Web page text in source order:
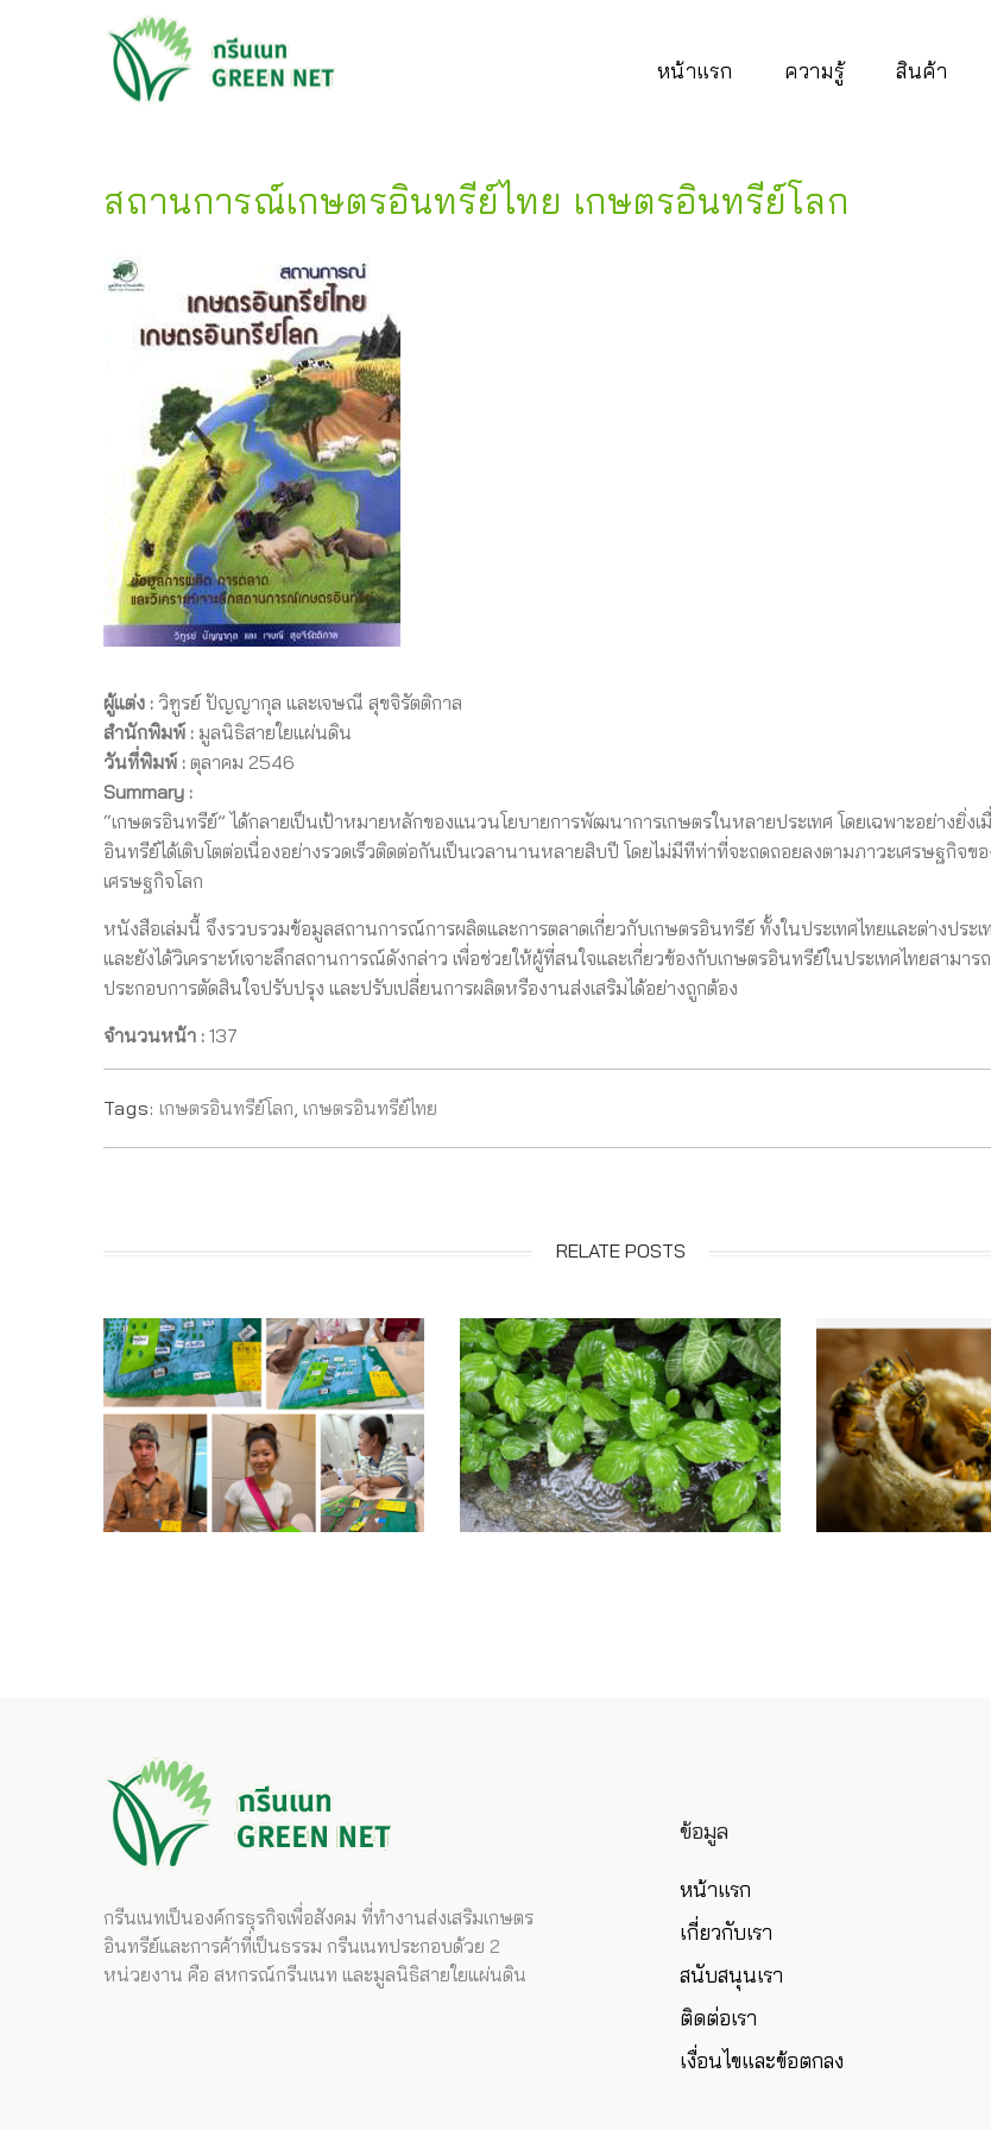
หน้าแรก ความรู้ สินค้า
สถานการณ์เกษตรอินทรีย์ไทย เกษตรอินทรีย์โลก
ผู้แต่ง : วิฑูรย์ ปัญญากุล และเจษณี สุขจิรัตติกาล
สำนักพิมพ์ : มูลนิธิสายใยแผ่นดิน
วันที่พิมพ์ : ตุลาคม 2546
Summary :
“เกษตรอินทรีย์” ได้กลายเป็นเป้าหมายหลักของแนวนโยบายการพัฒนาการเกษตรในหลายประเทศ โดยเฉพาะอย่างยิ่งเ
อินทรีย์ได้เติบโตต่อเนื่องอย่างรวดเร็วติดต่อกันเป็นเวลานานหลายสิบปี โดยไม่มีทีท่าที่จะถดถอยลงตามภาวะเศรษฐกิจข
เศรษฐกิจโลก
หนังสือเล่มนี้ จึงรวบรวมข้อมูลสถานการณ์การผลิตและการตลาดเกี่ยวกับเกษตรอินทรีย์ ทั้งในประเทศไทยและต่างประเ
และยังได้วิเคราะห์เจาะลึกสถานการณ์ดังกล่าว เพื่อช่วยให้ผู้ที่สนใจและเกี่ยวข้องกับเกษตรอินทรีย์ในประเทศไทยสามาร
ประกอบการตัดสินใจปรับปรุง และปรับเปลี่ยนการผลิตหรืองานส่งเสริมได้อย่างถูกต้อง
จำนวนหน้า : 137
Tags: เกษตรอินทรีย์โลก, เกษตรอินทรีย์ไทย
RELATE POSTS
กรีนเนทเป็นองค์กรธุรกิจเพื่อสังคม ที่ทำงานส่งเสริมเกษตร
อินทรีย์และการค้าที่เป็นธรรม กรีนเนทประกอบด้วย 2
หน่วยงาน คือ สหกรณ์กรีนเนท และมูลนิธิสายใยแผ่นดิน
ข้อมูล
หน้าแรก
เกี่ยวกับเรา
สนับสนุนเรา
ติดต่อเรา
เงื่อนไขและข้อตกลง